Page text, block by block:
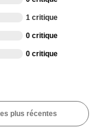
1 critique
0 critique
0 critique
plus récentes